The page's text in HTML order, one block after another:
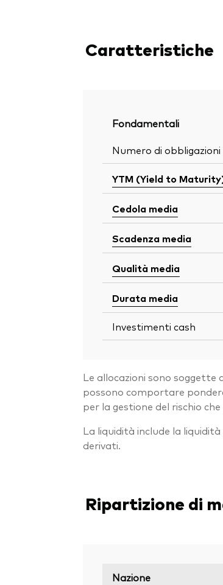
Caratteristiche
Fondamentali
Numero di obbligazioni
YTM (Yield to
Cedola media
Scadenza media
Qualità media
Durata media
Investimenti cash
Le allocazioni sono
possono comportare
per la gestione del rischio
La liquidità include la
derivati.
Ripartizione di
Nazione